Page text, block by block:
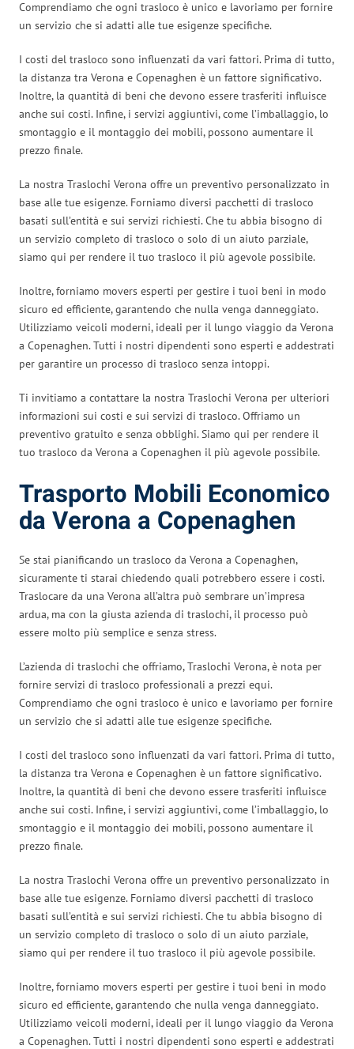
Comprendiamo che ogni trasloco è unico e lavoriamo per fornire
un servizio che si adatti alle tue esigenze specifiche.
I costi del trasloco sono influenzati da vari fattori. Prima di tutto,
la distanza tra Verona e Copenaghen è un fattore significativo.
Inoltre, la quantità di beni che devono essere trasferiti influisce
anche sui costi. Infine, i servizi aggiuntivi, come l’imballaggio, lo
smontaggio e il montaggio dei mobili, possono aumentare il
prezzo finale.
La nostra Traslochi Verona offre un preventivo personalizzato in
base alle tue esigenze. Forniamo diversi pacchetti di trasloco
basati sull’entità e sui servizi richiesti. Che tu abbia bisogno di
un servizio completo di trasloco o solo di un aiuto parziale,
siamo qui per rendere il tuo trasloco il più agevole possibile.
Inoltre, forniamo movers esperti per gestire i tuoi beni in modo
sicuro ed efficiente, garantendo che nulla venga danneggiato.
Utilizziamo veicoli moderni, ideali per il lungo viaggio da Verona
a Copenaghen. Tutti i nostri dipendenti sono esperti e addestrati
per garantire un processo di trasloco senza intoppi.
Ti invitiamo a contattare la nostra Traslochi Verona per ulteriori
informazioni sui costi e sui servizi di trasloco. Offriamo un
preventivo gratuito e senza obblighi. Siamo qui per rendere il
tuo trasloco da Verona a Copenaghen il più agevole possibile.
Trasporto Mobili Economico
da Verona a Copenaghen
Se stai pianificando un trasloco da Verona a Copenaghen,
sicuramente ti starai chiedendo quali potrebbero essere i costi.
Traslocare da una Verona all’altra può sembrare un’impresa
ardua, ma con la giusta azienda di traslochi, il processo può
essere molto più semplice e senza stress.
L’azienda di traslochi che offriamo, Traslochi Verona, è nota per
fornire servizi di trasloco professionali a prezzi equi.
Comprendiamo che ogni trasloco è unico e lavoriamo per fornire
un servizio che si adatti alle tue esigenze specifiche.
I costi del trasloco sono influenzati da vari fattori. Prima di tutto,
la distanza tra Verona e Copenaghen è un fattore significativo.
Inoltre, la quantità di beni che devono essere trasferiti influisce
anche sui costi. Infine, i servizi aggiuntivi, come l’imballaggio, lo
smontaggio e il montaggio dei mobili, possono aumentare il
prezzo finale.
La nostra Traslochi Verona offre un preventivo personalizzato in
base alle tue esigenze. Forniamo diversi pacchetti di trasloco
basati sull’entità e sui servizi richiesti. Che tu abbia bisogno di
un servizio completo di trasloco o solo di un aiuto parziale,
siamo qui per rendere il tuo trasloco il più agevole possibile.
Inoltre, forniamo movers esperti per gestire i tuoi beni in modo
sicuro ed efficiente, garantendo che nulla venga danneggiato.
Utilizziamo veicoli moderni, ideali per il lungo viaggio da Verona
a Copenaghen. Tutti i nostri dipendenti sono esperti e addestrati